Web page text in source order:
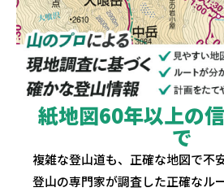
紙地図60年以上の
で
複雑な登山道も、正確な地図で不
登山の専門家が調査した正確なル